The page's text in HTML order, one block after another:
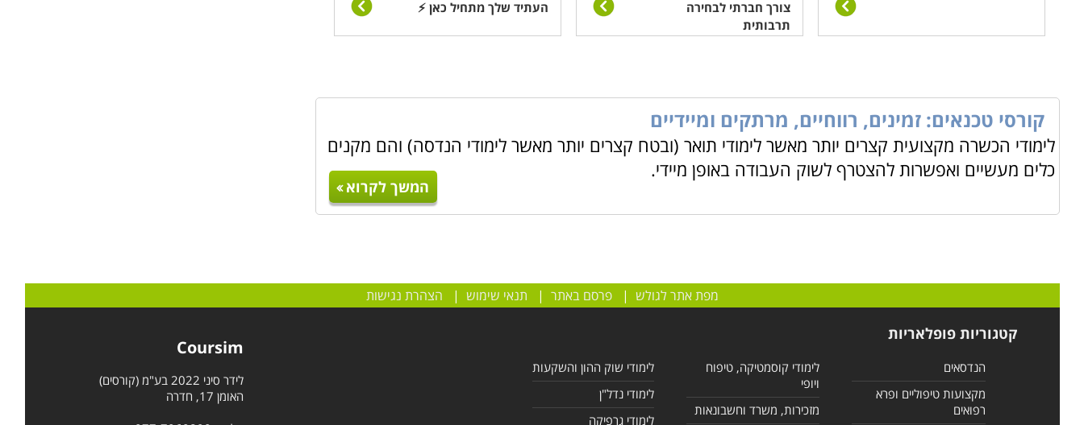
צורך חברתי לבחירה
תרבותית
העתיד שלך מתחיל כאן ⚡
קורסי טכנאים: זמינים, רווחיים, מרתקים ומיידיים
לימודי הכשרה מקצועית קצרים יותר מאשר לימודי תואר (ובטח קצרים יותר מאשר לימודי הנדסה) והם מקנים
כלים מעשיים ואפשרות להצטרף לשוק העבודה באופן מיידי.
המשך לקרוא
מפת אתר לגולש |פרסם באתר | תנאי שימוש | הצהרת נגישות
קטגוריות פופלאריות
הנדסאים
מקצועות טיפוליים ופרא
רפואים
לימודי קוסמטיקה, טיפוח
ויופי
מזכירות, משרד וחשבונאות
לימודי שוק ההון והשקעות
לימודי נדל"ן
לימודי גרפיקה
Coursim
לידר סיני 2022 בע"מ (קורסים)
האומן 17, חדרה